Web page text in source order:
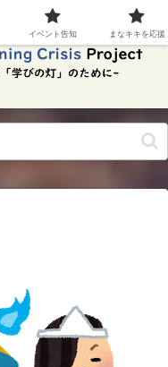
イベント告知 まなキキを応援